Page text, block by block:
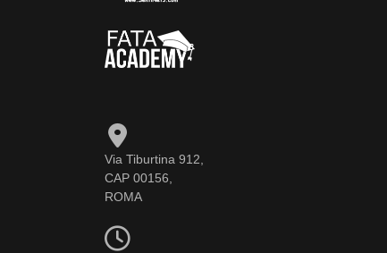
Via Tiburtina 912,
CAP 00156,
ROMA